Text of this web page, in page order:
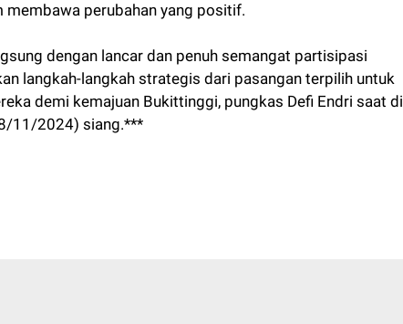
perubahan yang positif.
dengan lancar dan penuh semangat partisipasi
langkah-langkah strategis dari pasangan terpilih untuk
demi kemajuan Bukittinggi, pungkas Defi Endri saat di
11/2024) siang.***